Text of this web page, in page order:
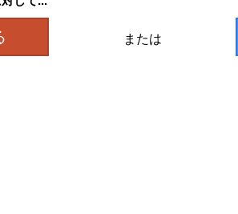
または